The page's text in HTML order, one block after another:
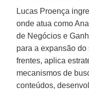
Lucas Proença
onde atua como
de Negócios e
para a expansão
frentes, aplica
mecanismos de
conteúdos,